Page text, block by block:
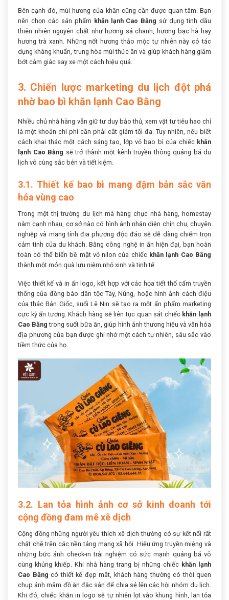
Bên cạnh đó, mùi hương của khăn cũng cần được quan tâm. Bạn
nên chọn các sản phẩm khăn lạnh Cao Bằng sử dụng tinh dầu
thiên nhiên nguyên chất như hương sả chanh, hương bạc hà hay
hương trà xanh. Những nốt hương thảo mộc tự nhiên này có tác
dụng kháng khuẩn, trung hòa mùi thức ăn và giúp khách hàng giảm
bớt cảm giác say xe một cách hiệu quả.
3. Chiến lược marketing du lịch đột phá
nhờ bao bì khăn lạnh Cao Bằng
Nhiều chủ nhà hàng vẫn giữ tư duy bảo thủ, xem vật tư tiêu hao chỉ
là một khoản chi phí cần phải cắt giảm tối đa. Tuy nhiên, nếu biết
cách khai thác một cách sáng tạo, lớp vỏ bao bì của chiếc khăn
lạnh Cao Bằng sẽ trở thành một kênh truyền thông quảng bá du
lịch vô cùng sắc bén và tiết kiệm.
3.1. Thiết kế bao bì mang đậm bản sắc văn
hóa vùng cao
Trong một thị trường du lịch mà hàng chục nhà hàng, homestay
nằm cạnh nhau, cơ sở nào có hình ảnh nhận diện chỉn chu, chuyên
nghiệp và mang tính địa phương độc đáo sẽ dễ dàng chiếm trọn
cảm tình của du khách. Bằng công nghệ in ấn hiện đại, bạn hoàn
toàn có thể biến bề mặt vỏ nilon của chiếc khăn lạnh Cao Bằng
thành một món quà lưu niệm nhỏ xinh và tinh tế.
Việc thiết kế và in ấn logo, kết hợp với các họa tiết thổ cẩm truyền
thống của đồng bào dân tộc Tày, Nùng, hoặc hình ảnh cách điệu
của thác Bản Giốc, suối Lê Nin sẽ tạo ra một ấn phẩm marketing
cực kỳ ấn tượng. Khách hàng sẽ liên tục quan sát chiếc khăn lạnh
Cao Bằng trong suốt bữa ăn, giúp hình ảnh thương hiệu và văn hóa
địa phương của bạn được ghi nhớ một cách tự nhiên, sâu sắc vào
tiềm thức của họ.
3.2. Lan tỏa hình ảnh cơ sở kinh doanh tới
cộng đồng đam mê xê dịch
Cộng đồng những người yêu thích xê dịch thường có sự kết nối rất
chặt chẽ trên các nền tảng mạng xã hội. Hiệu ứng truyền miệng và
những bức ảnh check-in trải nghiệm có sức mạnh quảng bá vô
cùng khủng khiếp. Khi nhà hàng trang bị những chiếc khăn lạnh
Cao Bằng có thiết kế đẹp mắt, khách hàng thường có thói quen
chụp ảnh mâm đồ ăn đặc sản để chia sẻ lên các hội nhóm du lịch.
Khi đó, chiếc khăn in logo sẽ tự nhiên lọt vào khung hình, lan tỏa